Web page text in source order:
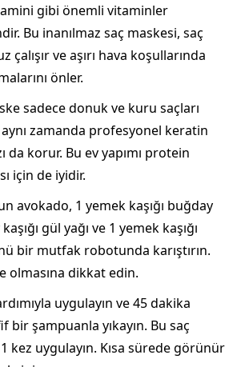
gibi önemli vitaminler
Bu inanılmaz saç maskesi, saç
ve aşırı hava koşullarında
önler.
sadece donuk ve kuru saçları
zamanda profesyonel keratin
da korur. Bu ev yapımı protein
için de iyidir.
avokado, 1 yemek kaşığı buğday
gül yağı ve 1 yemek kaşığı
bir mutfak robotunda karıştırın.
olmasına dikkat edin.
uygulayın ve 45 dakika
bir şampuanla yıkayın. Bu saç
kez uygulayın. Kısa sürede görünür